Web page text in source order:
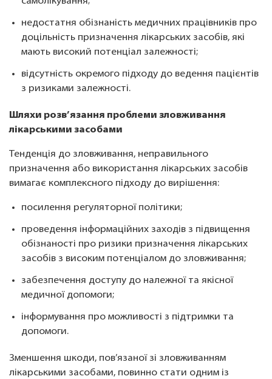
недостатня обізнаність медичних працівників про
доцільність призначення лікарських засобів, які
мають високий потенціал залежності;
відсутність окремого підходу до ведення пацієнтів
з ризиками залежності.
Шляхи розв’язання проблеми зловживання
лікарськими засобами
Тенденція до зловживання, неправильного
призначення або використання лікарських засобів
вимагає комплексного підходу до вирішення:
посилення регуляторної політики;
проведення інформаційних заходів з підвищення
обізнаності про ризики призначення лікарських
засобів з високим потенціалом до зловживання;
забезпечення доступу до належної та якісної
медичної допомоги;
інформування про можливості з підтримки та
допомоги.
Зменшення шкоди, пов’язаної зі зловживанням
лікарськими засобами, повинно стати одним із